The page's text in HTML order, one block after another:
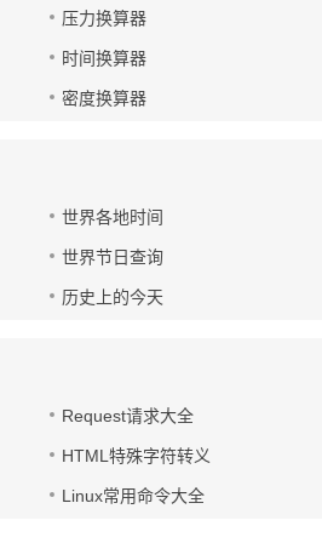
压力换算器
时间换算器
密度换算器
世界各地时间
世界节日查询
历史上的今天
Request请求大全
HTML特殊字符转义
Linux常用命令大全